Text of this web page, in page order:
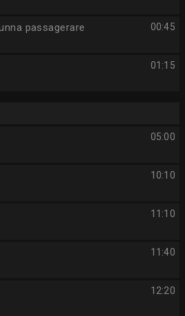
00:45
passagerare
01:15
05:00
10:10
11:10
11:40
12:20